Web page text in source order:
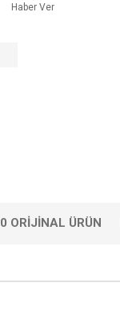
Haber Ver
ORIJINAL ÜRÜN